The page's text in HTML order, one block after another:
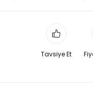
Tavsiye Et